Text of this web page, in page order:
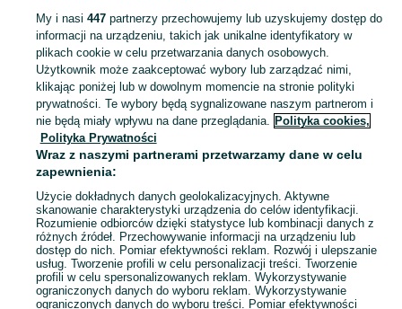
KATEGORIA
Sprzedaż etui na telefon Czeladź ▶️ silikonowe, skórzane, z klapką i inne ✅ Nowe i używane w najlepszych cenach ✌ Kupuj i sprzedawaj na OLX.pl! Zobacz
Mapa kategorii
Mapa miejscowości
Mapa ministron
Popularne wyszukiwania
My i nasi 447partnerzy przechowujemy lub uzyskujemy dostęp do
informacji na urządzeniu, takich jak unikalne identyfikatory w
plikach cookie w celu przetwarzania danych osobowych.
Użytkownik może zaakceptować wybory lub zarządzać nimi,
klikając poniżej lub w dowolnym momencie na stronie polityki
prywatności. Te wybory będą sygnalizowane naszym partnerom i
nie będą miały wpływu na dane przeglądania. Polityka cookies,
Polityka Prywatności
Wraz z naszymi partnerami przetwarzamy dane w celu
zapewnienia:
Użycie dokładnych danych geolokalizacyjnych. Aktywne
skanowanie charakterystyki urządzenia do celów identyfikacji.
Rozumienie odbiorców dzięki statystyce lub kombinacji danych z
różnych źródeł. Przechowywanie informacji na urządzeniu lub
dostęp do nich. Pomiar efektywności reklam. Rozwój i ulepszanie
usług. Tworzenie profili w celu personalizacji treści. Tworzenie
profili w celu spersonalizowanych reklam. Wykorzystywanie
ograniczonych danych do wyboru reklam. Wykorzystywanie
ograniczonych danych do wyboru treści. Pomiar efektywności